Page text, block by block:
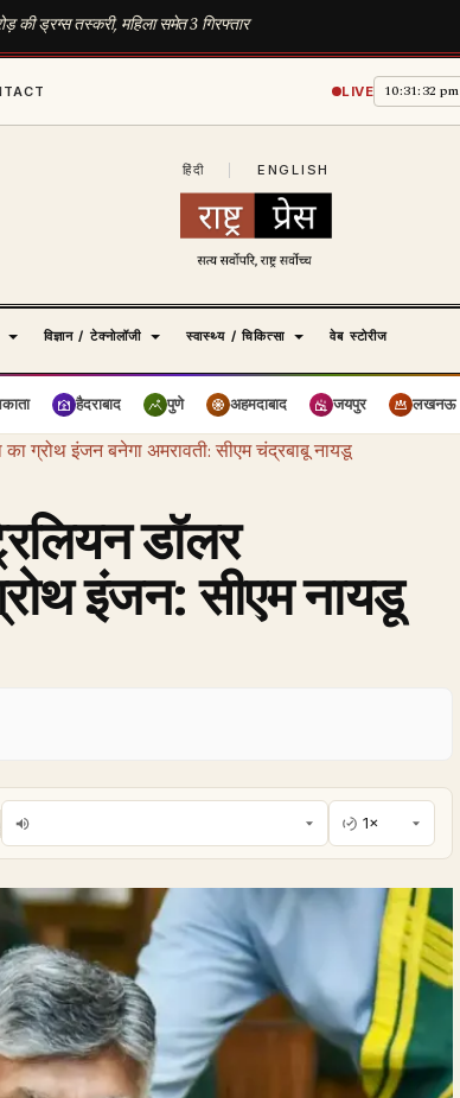
की ड्रग्स तस्करी, महिला समेत 3 गिरफ्तार
LIVE 10:31:33 pm
हिंदी ENGLISH
विज्ञान / टेक्नोलॉजी स्वास्थ्य / चिकित्सा वेब स्टोरीज
हैदराबाद पुणे अहमदाबाद जयपुर लखनऊ
ग्रोथ इंजन बनेगा अमरावती: सीएम चंद्रबाबू नायडू
डॉलर
इंजन: सीएम नायडू